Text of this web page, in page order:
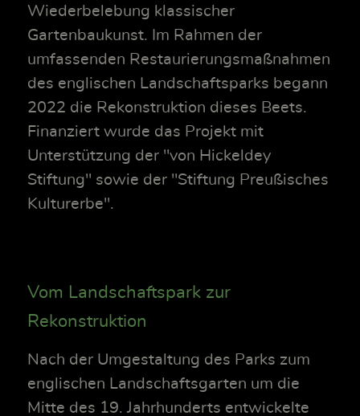
Wiederbelebung klassischer
Gartenbaukunst. Im Rahmen der
umfassenden Restaurierungsmaßnahmen
des englischen Landschaftsparks begann
2022 die Rekonstruktion dieses Beets.
Finanziert wurde das Projekt mit
Unterstützung der "von Hickeldey
Stiftung" sowie der "Stiftung Preußisches
Kulturerbe".
Vom Landschaftspark zur
Rekonstruktion
Nach der Umgestaltung des Parks zum
englischen Landschaftsgarten um die
Mitte des 19. Jahrhunderts entwickelte